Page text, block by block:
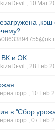
, 10 Mar
ВК и ОК
,28 Feb
, 10 Feb
в "Сбор
,07 Feb